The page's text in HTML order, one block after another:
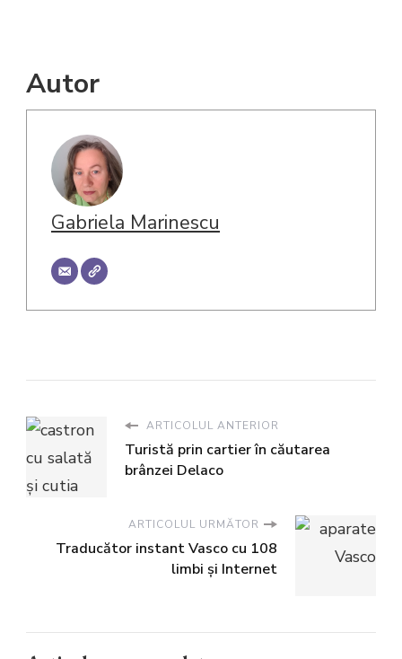
Autor
Gabriela Marinescu
ARTICOLUL ANTERIOR
Turistă prin cartier în căutarea
brânzei Delaco
ARTICOLUL URMĂTOR
Traducător instant Vasco cu 108
limbi și Internet